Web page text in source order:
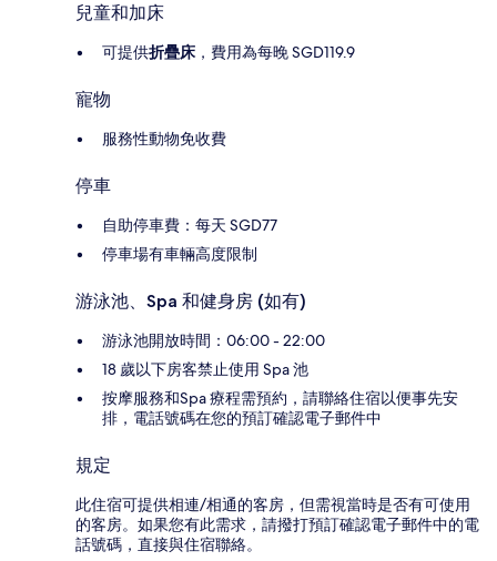
兒童和加床
可提供折疊床 ，費用為每晚 SGD119.9
寵物
服務性動物免收費
停車
自助停車費：每天 SGD77
停車場有車輛高度限制
游泳池、Spa 和健身房 (如有)
游泳池開放時間：06:00 - 22:00
18 歲以下房客禁止使用 Spa 池
按摩服務和Spa 療程需預約，請聯絡住宿以便事先安
排，電話號碼在您的預訂確認電子郵件中
規定
此住宿可提供相連/相通的客房，但需視當時是否有可使用
的客房。如果您有此需求，請撥打預訂確認電子郵件中的電
話號碼，直接與住宿聯絡。